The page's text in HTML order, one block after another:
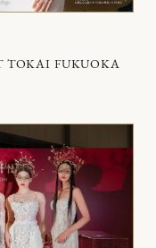
TOKAI FUKUOKA